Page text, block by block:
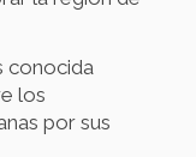
conocida
los
por sus